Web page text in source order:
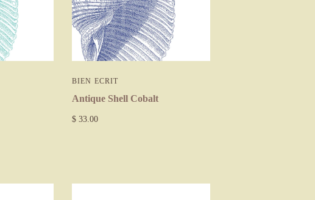
BIEN ECRIT
Antique Shell Cobalt
$ 33.00